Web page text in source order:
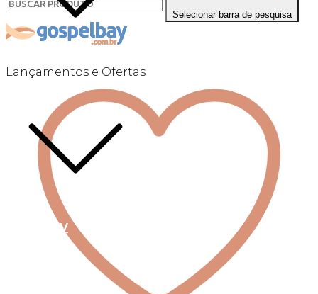
Lançamentos e Ofertas
Linha +QV
Selecionar barra de pesquisa